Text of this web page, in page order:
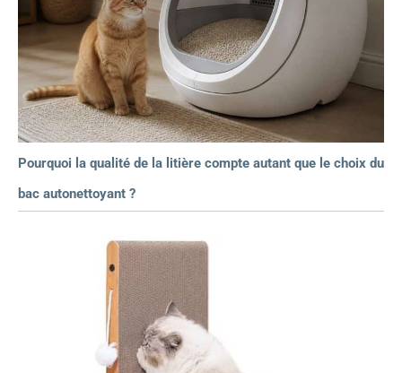
Pourquoi la qualité de la litière compte autant que le choix du
bac autonettoyant ?